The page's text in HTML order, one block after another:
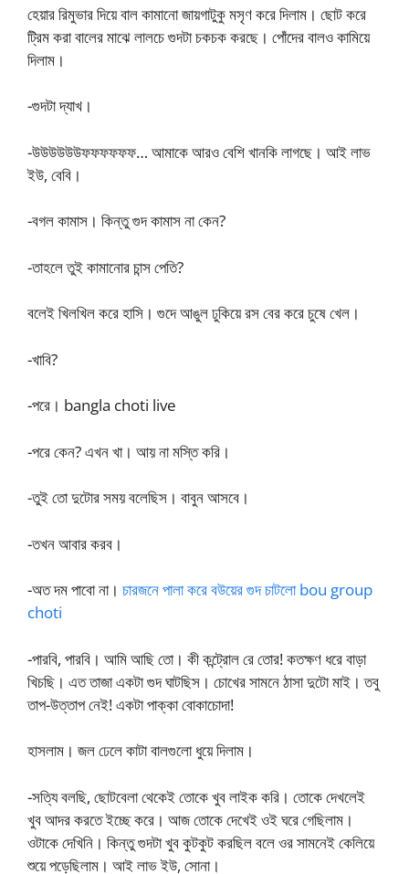
হেয়ার রিমুভার দিয়ে বাল কামানো জায়গাটুকু মসৃণ করে দিলাম। ছোট করে
ট্রিম করা বালের মাঝে লালচে গুদটা চকচক করছে। পোঁদের বালও কামিয়ে
দিলাম।
-গুদটা দ্যাখ।
-উউউউউউফফফফফফ… আমাকে আরও বেশি খানকি লাগছে। আই লাভ
ইউ, বেবি।
-বগল কামাস। কিন্তু গুদ কামাস না কেন?
-তাহলে তুই কামানোর চান্স পেতি?
বলেই খিলখিল করে হাসি। গুদে আঙুল ঢুকিয়ে রস বের করে চুষে খেল।
-খাবি?
-পরে। bangla choti live
-পরে কেন? এখন খা। আয় না মস্তি করি।
-তুই তো দুটোর সময় বলেছিস। বাবুন আসবে।
-তখন আবার করব।
-অত দম পাবো না। চারজনে পালা করে বউয়ের গুদ চাটলো bou group
choti
-পারবি, পারবি। আমি আছি তো। কী কন্ট্রোল রে তোর! কতক্ষণ ধরে বাড়া
খিচছি। এত তাজা একটা গুদ ঘাটছিস। চোখের সামনে ঠাসা দুটো মাই। তবু
তাপ-উত্তাপ নেই! একটা পাক্কা বোকাচোদা!
হাসলাম। জল ঢেলে কাটা বালগুলো ধুয়ে দিলাম।
-সত্যি বলছি, ছোটবেলা থেকেই তোকে খুব লাইক করি। তোকে দেখলেই
খুব আদর করতে ইচ্ছে করে। আজ তোকে দেখেই ওই ঘরে গেছিলাম।
ওটাকে দেখিনি। কিন্তু গুদটা খুব কুটকুট করছিল বলে ওর সামনেই কেলিয়ে
শুয়ে পড়েছিলাম। আই লাভ ইউ, সোনা।